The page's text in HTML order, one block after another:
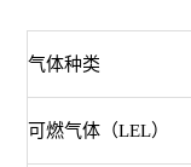
气体种类
可燃气体（LEL）